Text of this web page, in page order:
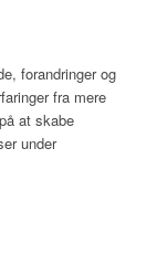
forandringer og
fra mere
at skabe
under